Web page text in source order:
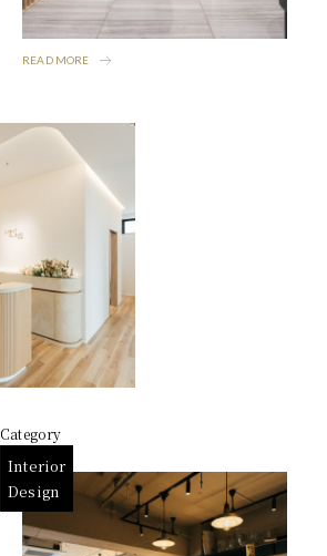
READ MORE
Category
Interior
Design